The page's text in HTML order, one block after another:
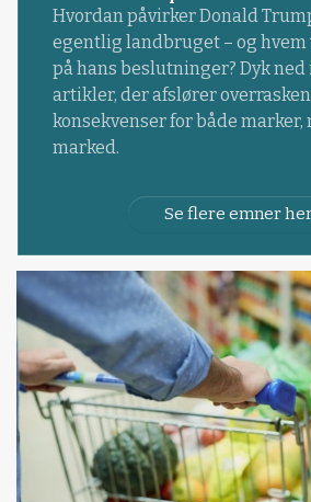
Hvordan påvirker Donald
egentlig landbruget – og
på hans beslutninger? Dyk ned
artikler, der afslører
konsekvenser for både marker,
marked.
Se flere emner